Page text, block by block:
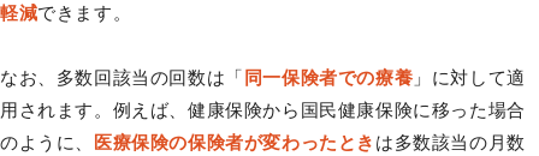
軽減できます。
なお、多数回該当の回数は「 同一保険者での療養 」に対して適
用されます。例えば、健康保険から国民健康保険に移った場合
のように、
医療保険の保険者が変わったとき は多数該当の月数